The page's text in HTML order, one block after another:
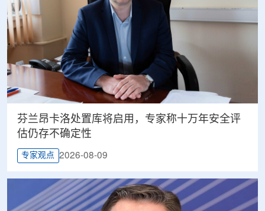
芬兰昂卡洛处置库将启用，专家称十万年安全评
估仍存不确定性
专家观点 2026-08-09